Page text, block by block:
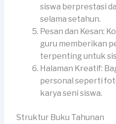
siswa berprestasi
selama setahun.
Pesan dan Kesan:
guru memberikan
terpenting untuk
Halaman Kreatif:
personal seperti
karya seni siswa.
Struktur Buku Tahunan